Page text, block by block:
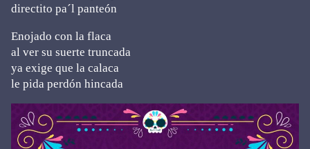
directito pa´l panteón
Enojado con la flaca
al ver su suerte truncada
ya exige que la calaca
le pida perdón hincada